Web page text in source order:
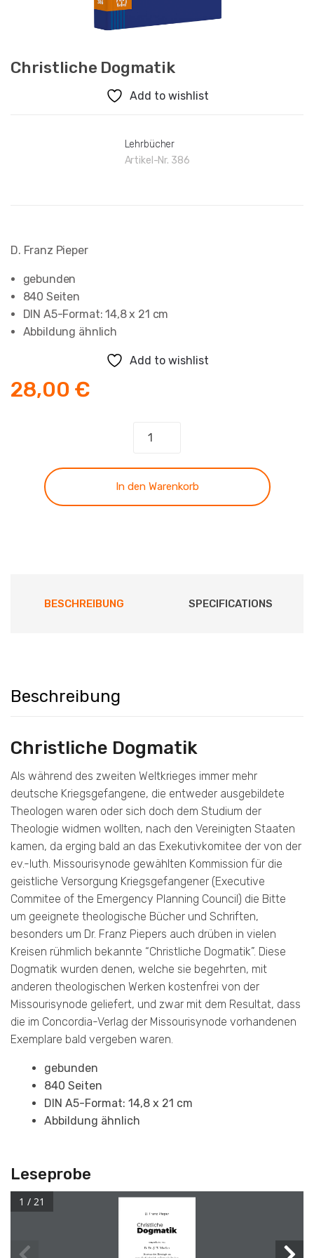
Christliche Dogmatik
Add to wishlist
Lehrbücher
Artikel-Nr. 386
D. Franz Pieper
gebunden
840 Seiten
DIN A5-Format: 14,8 x 21 cm
Abbildung ähnlich
Add to wishlist
28,00 €
Menge
In den Warenkorb
BESCHREIBUNG SPECIFICATIONS
Beschreibung
Christliche Dogmatik
Als während des zweiten Weltkrieges immer mehr
deutsche Kriegsgefangene, die entweder ausgebildete
Theologen waren oder sich doch dem Studium der
Theologie widmen wollten, nach den Vereinigten Staaten
kamen, da erging bald an das Exekutivkomitee der von der
ev.-luth. Missourisynode gewählten Kommission für die
geistliche Versorgung Kriegsgefangener (Executive
Commitee of the Emergency Planning Council) die Bitte
um geeignete theologische Bücher und Schriften,
besonders um Dr. Franz Piepers auch drüben in vielen
Kreisen rühmlich bekannte “Christliche Dogmatik”. Diese
Dogmatik wurden denen, welche sie begehrten, mit
anderen theologischen Werken kostenfrei von der
Missourisynode geliefert, und zwar mit dem Resultat, dass
die im Concordia-Verlag der Missourisynode vorhandenen
Exemplare bald vergeben waren.
gebunden
840 Seiten
DIN A5-Format: 14,8 x 21 cm
Abbildung ähnlich
Leseprobe
1 / 21